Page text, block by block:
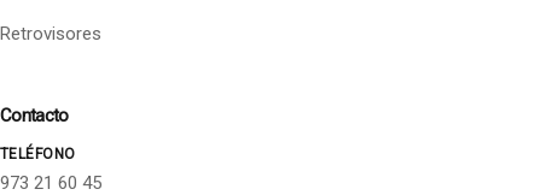
Retrovisores
Contacto
TELÉFONO
973 21 60 45